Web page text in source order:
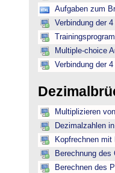
Aufgaben zum
Verbindung der
Multiple-choice
Verbindung der
Multiplizieren
Dezimalzahlen
Kopfrechnen mit
Berechnung des
Berechnen des